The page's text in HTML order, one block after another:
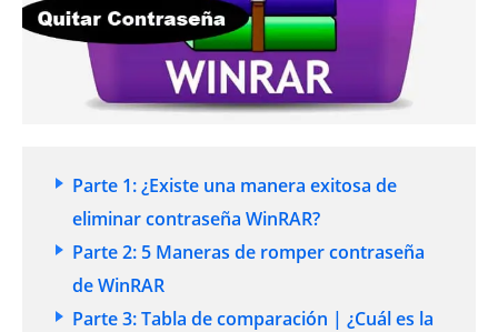
Parte 1: ¿Existe una manera exitosa de
eliminar contraseña WinRAR?
Parte 2: 5 Maneras de romper contraseña
de WinRAR
Parte 3: Tabla de comparación | ¿Cuál es la